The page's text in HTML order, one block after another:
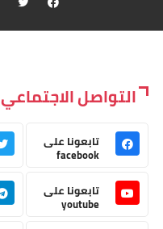
التواصل الاجتماعي
تابعونا على
facebook
تابعونا على
youtube